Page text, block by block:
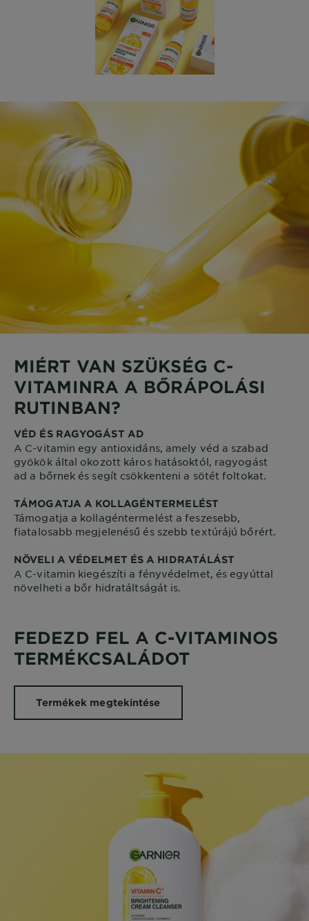
MIÉRT VAN SZÜKSÉG C-
VITAMINRA A BŐRÁPOLÁSI
RUTINBAN?
VÉD ÉS RAGYOGÁST AD
A C-vitamin egy antioxidáns, amely véd a szabad
gyökök által okozott káros hatásoktól, ragyogást
ad a bőrnek és segít csökkenteni a sötét foltokat.
TÁMOGATJA A KOLLAGÉNTERMELÉST
Támogatja a kollagéntermelést a feszesebb,
fiatalosabb megjelenésű és szebb textúrájú bőrért.
NÖVELI A VÉDELMET ÉS A HIDRATÁLÁST
A C-vitamin kiegészíti a fényvédelmet, és egyúttal
növelheti a bőr hidratáltságát is.
FEDEZD FEL A C-VITAMINOS
TERMÉKCSALÁDOT
Termékek megtekintése